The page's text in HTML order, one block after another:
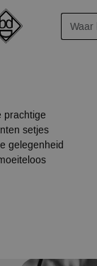
prachtige
setjes
gelegenheid